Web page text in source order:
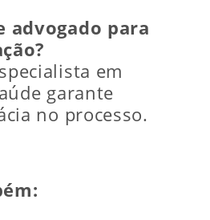
advogado para
em
garante
no processo.